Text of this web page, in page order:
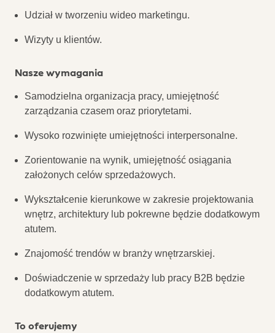
Udział w tworzeniu wideo marketingu.
Wizyty u klientów.
Nasze wymagania
Samodzielna organizacja pracy, umiejętność
zarządzania czasem oraz priorytetami.
Wysoko rozwinięte umiejętności interpersonalne.
Zorientowanie na wynik, umiejętność osiągania
założonych celów sprzedażowych.
Wykształcenie kierunkowe w zakresie projektowania
wnętrz, architektury lub pokrewne będzie dodatkowym
atutem.
Znajomość trendów w branży wnętrzarskiej.
Doświadczenie w sprzedaży lub pracy B2B będzie
dodatkowym atutem.
To oferujemy